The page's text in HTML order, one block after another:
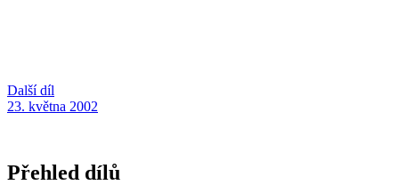
Další díl
23. května 2002
Přehled dílů